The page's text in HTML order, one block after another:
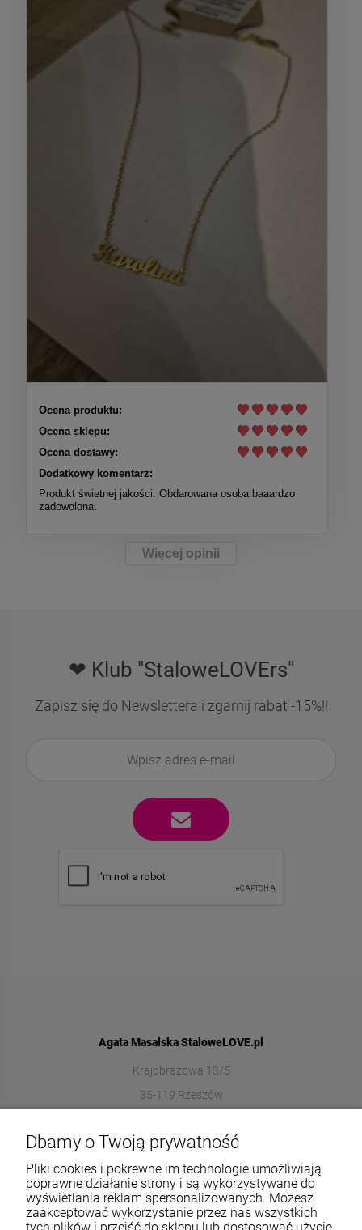
Ocena produktu:
Ocena sklepu:
Ocena dostawy:
Dodatkowy komentarz:
Produkt świetnej jakości. Obdarowana osoba baaardzo
zadowolona.
Więcej opinii
❤ Klub "StaloweLOVErs"
Zapisz się do Newslettera i zgarnij rabat -15%!!
Agata Masalska StaloweLOVE.pl
Krajobrazowa 13/5
35-119 Rzeszów
572989669
Informacje
Dbamy o Twoją prywatność
Pliki cookies i pokrewne im technologie umożliwiają
poprawne działanie strony i są wykorzystywane do
wyświetlania reklam spersonalizowanych. Możesz
zaakceptować wykorzystanie przez nas wszystkich